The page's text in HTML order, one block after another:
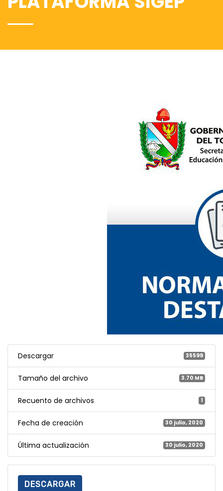
Descargar 35599
Tamaño del archivo 3.70 MB
Recuento de archivos 1
Fecha de creación 30 julio, 2020
Última actualización 30 julio, 2020
DESCARGAR